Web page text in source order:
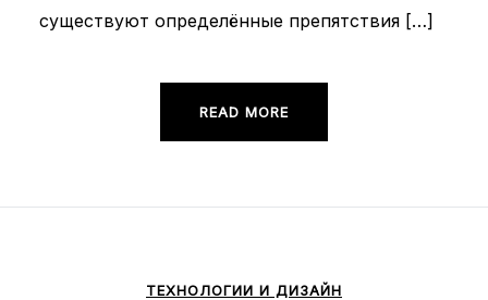
существуют определённые препятствия […]
READ MORE
ТЕХНОЛОГИИ И ДИЗАЙН